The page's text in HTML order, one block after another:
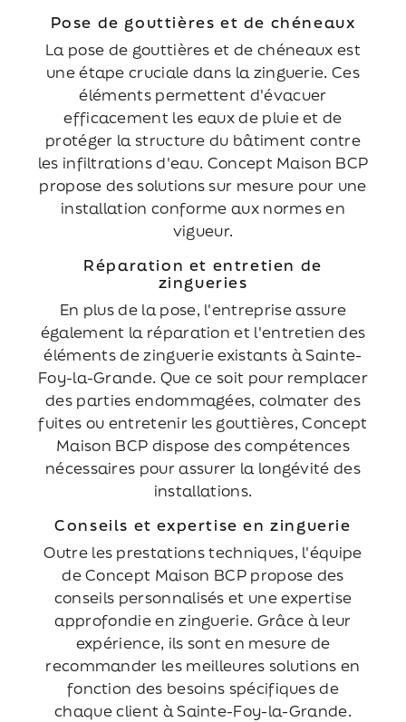
Pose de gouttières et de chéneaux
La pose de gouttières et de chéneaux est
une étape cruciale dans la zinguerie. Ces
éléments permettent d'évacuer
efficacement les eaux de pluie et de
protéger la structure du bâtiment contre
les infiltrations d'eau. Concept Maison BCP
propose des solutions sur mesure pour une
installation conforme aux normes en
vigueur.
Réparation et entretien de
zingueries
En plus de la pose, l'entreprise assure
également la réparation et l'entretien des
éléments de zinguerie existants à Sainte-
Foy-la-Grande. Que ce soit pour remplacer
des parties endommagées, colmater des
fuites ou entretenir les gouttières, Concept
Maison BCP dispose des compétences
nécessaires pour assurer la longévité des
installations.
Conseils et expertise en zinguerie
Outre les prestations techniques, l'équipe
de Concept Maison BCP propose des
conseils personnalisés et une expertise
approfondie en zinguerie. Grâce à leur
expérience, ils sont en mesure de
recommander les meilleures solutions en
fonction des besoins spécifiques de
chaque client à Sainte-Foy-la-Grande.